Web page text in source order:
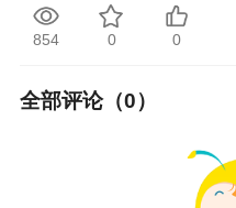
2 .收到补价的，应当以换出
支付的相关税费，作为换入资产
（l）换出资产为存货的，应
（2）换出资产为固定资产
入营业外收入或营业外支出。
854 0 0
全部评论（0）